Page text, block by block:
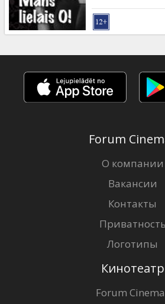
Forum
О компании
Вакансии
Контакты
Приватность
Логотипы
Кинотеатр
Forum